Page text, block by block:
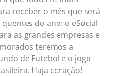
receber o mês que será
do ano: o eSocial
as grandes empresas e
teremos a
de Futebol e o jogo
Haja coração!